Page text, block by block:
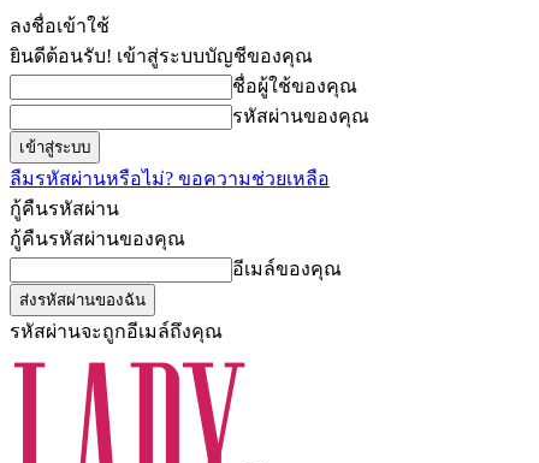
ลงชื่อเข้าใช้
ยินดีต้อนรับ! เข้าสู่ระบบบัญชีของคุณ
ชื่อผู้ใช้ของคุณ
รหัสผ่านของคุณ
ลืมรหัสผ่านหรือไม่? ขอความช่วยเหลือ
กู้คืนรหัสผ่าน
กู้คืนรหัสผ่านของคุณ
อีเมล์ของคุณ
รหัสผ่านจะถูกอีเมล์ถึงคุณ